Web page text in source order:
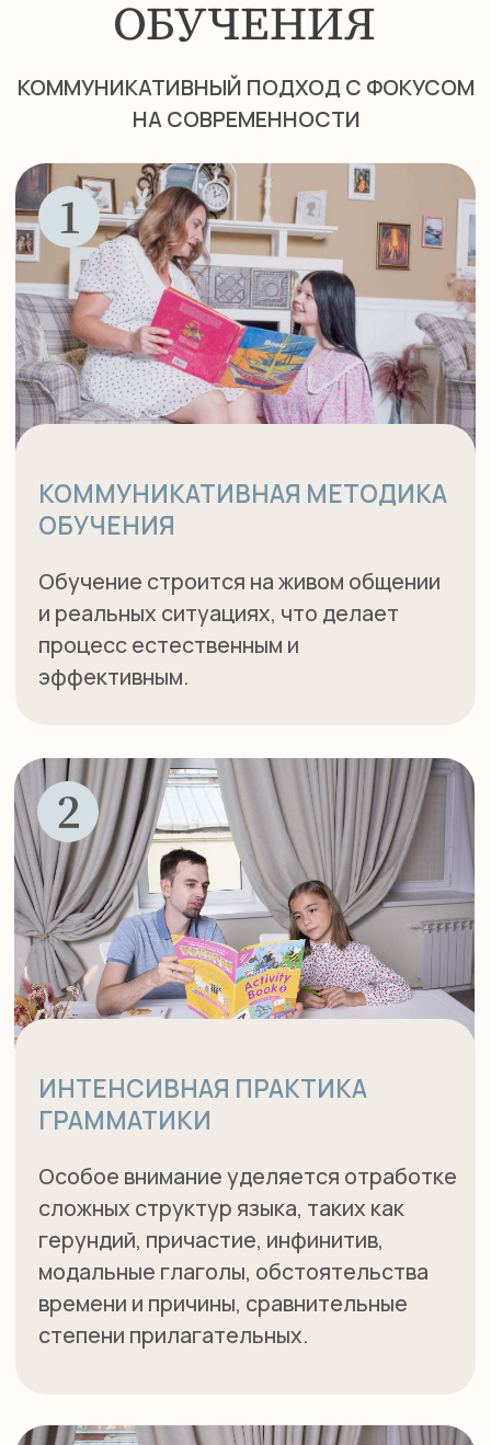
Курс нацелен на успешную сдачу
Кембриджских экзаменов A2 Key (KET)
и B1 Preliminary (PET).
ПОДГОТОВКА К
Подростки учатся писать эссе,
развернутые ответы на вопросы,
электронные письма, выделять
главную мысль в прочитанном тексте.
ПИСЬМА
РОЛЬ ПЕДАГОГОВ
НА ЗАНЯТИЯХ